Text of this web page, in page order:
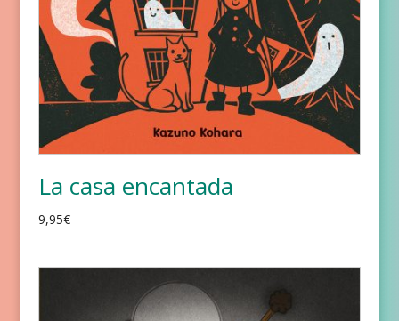
La casa encantada
9,95€